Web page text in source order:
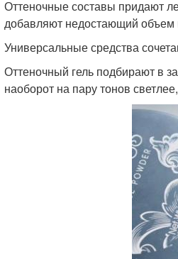
Оттеночные составы придают
добавляют недостающий объем
Универсальные средства
Оттеночный гель подбирают в
наоборот на пару тонов